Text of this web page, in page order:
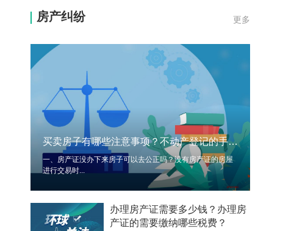
2023-03-15
2023-03-13
房产税是一年交一次吗？房产税的税率是多少呢？
2023-03-13
确定和调整最低工资标准的影响因素有哪些呢？
由于工作疏忽发生技术性差错而造成多缴或误缴税
款的可以申请退税吗？
2023-03-13
直接提起行政诉讼的诉讼时效是多久呢？
更多
房产纠纷
买卖房子有哪些注意事项？不动产登记的手续有哪些？
一、房产证没办下来房子可以去公正吗？没有房产证的房屋
进行交易时...
办理房产证需要多少钱？办理房
产证的需要缴纳哪些税费？